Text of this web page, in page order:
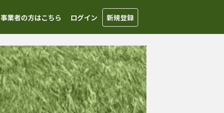
事業者の方はこちら ログイン 新規登録